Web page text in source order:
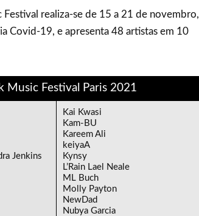
realiza-se de 15 a 21 de novembro,
Covid-19, e apresenta 48 artistas em 10
Music Festival Paris 2021
Jenkins
Kai Kwasi
Kam-BU
Kareem Ali
keiyaA
Kynsy
L’Rain Lael Neale
ML Buch
Molly Payton
NewDad
Nubya Garcia